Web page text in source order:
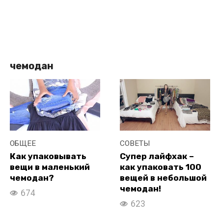
чемодан
ОБЩЕЕ
Как упаковывать
вещи в маленький
чемодан?
674
СОВЕТЫ
Супер лайфхак –
как упаковать 100
вещей в небольшой
чемодан!
623